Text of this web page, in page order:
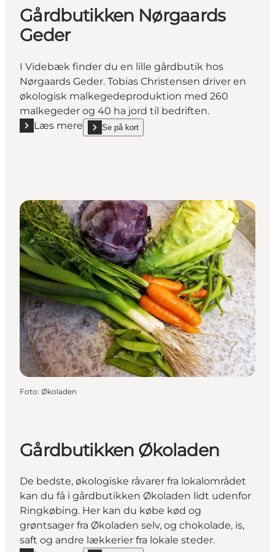
Gårdbutikken Nørgaards
Geder
I Videbæk finder du en lille gårdbutik hos
Nørgaards Geder. Tobias Christensen driver en
økologisk malkegedeproduktion med 260
malkegeder og 40 ha jord til bedriften.
Læs mere
Læs mere "Gårdbutikken Nørgaards Geder"
Se på kort
show Gårdbutikken Nørgaards Geder on_map
Foto: Økoladen
Gårdbutikken Økoladen
De bedste, økologiske råvarer fra lokalområdet
kan du få i gårdbutikken Økoladen lidt udenfor
Ringkøbing. Her kan du købe kød og
grøntsager fra Økoladen selv, og chokolade, is,
saft og andre lækkerier fra lokale steder.